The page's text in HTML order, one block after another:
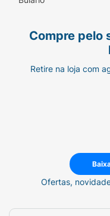
Compre pelo
Retire na loja com
Ofertas,